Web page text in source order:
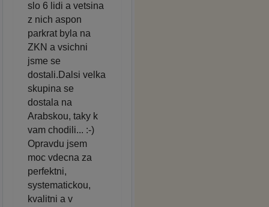
slo 6 lidi a vetsina
z nich aspon
parkrat byla na
ZKN a vsichni
jsme se
dostali.Dalsi velka
skupina se
dostala na
Arabskou, taky k
vam chodili... :-)
Opravdu jsem
moc vdecna za
perfektni,
systematickou,
kvalitni a v